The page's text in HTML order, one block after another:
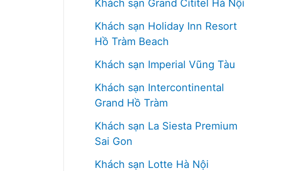
Khách sạn Grand Cititel Hà Nội
Khách sạn Holiday Inn Resort
Hồ Tràm Beach
Khách sạn Imperial Vũng Tàu
Khách sạn Intercontinental
Grand Hồ Tràm
Khách sạn La Siesta Premium
Sai Gon
Khách sạn Lotte Hà Nội